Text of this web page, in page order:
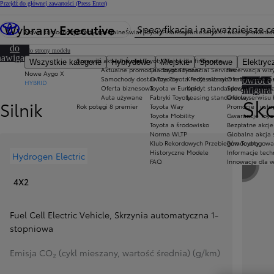
Przejdź do głównej zawartości (Press Enter)
Nowe samochody
Wszystkie kategorie Hybrydowe Miejskie Sportowe
Nowe Aygo X
HYBRID
Oferty specjalne
Sprawdź aktualne oferty
Aktualne promocje
Samochody dostawcze Toyota Professional
Oferta biznesowa
Auta używane
Rok potęgi 8 premier
Świat Toyoty
Świat Toyoty
Dlaczego Toyota?
O Toyocie
Toyota w Europie
Fabryki Toyoty
Toyota Way
Toyota Mobility
Toyota a środowisko
Norma WLTP
Klub Rekordowych Przebiegów Toyoty
Historyczne Modele
FAQ
Finansowanie
Oferta dla firm
Toyota Financial Services
Kredyt niższych rat Toyota
Kredyt standardowy
Leasing standardowy
Serwis i akcesoria
Serwis
Rezerwacja
Oferta serwisu
Specjalna
Oferta serwisu
Promocje i
Gwarancje
Bezpłatne
Globalna akcja
Pomoc
Informacje
Innowacje dla
WybranyExecutive Specyfikacje i najważniejsze
Wróć do strony modelu
Przejdź
do
stronie
Powrót
Silnik
Hydrogen Electric
4X2
Fuel Cell Electric Vehicle, Skrzynia automatyczna 1-
stopniowa
Emisja CO₂ (cykl mieszany, wartość średnia) (g/km)